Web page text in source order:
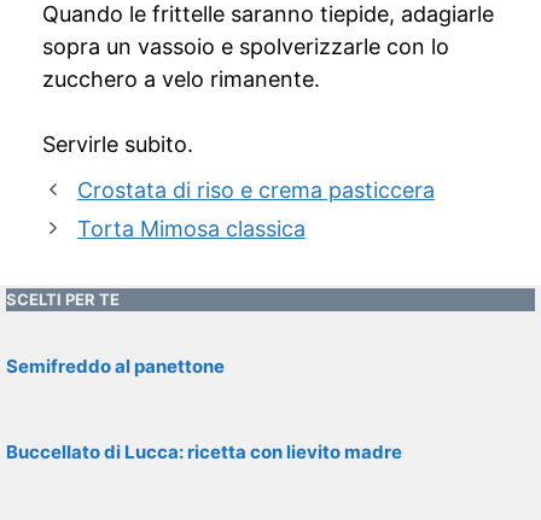
Quando le frittelle saranno tiepide, adagiarle
sopra un vassoio e spolverizzarle con lo
zucchero a velo rimanente.
Servirle subito.
Crostata di riso e crema pasticcera
Torta Mimosa classica
SCELTI PER TE
Semifreddo al panettone
Buccellato di Lucca: ricetta con lievito madre